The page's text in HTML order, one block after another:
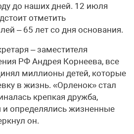
до наших дней. 12 июля
отметить
– 65 лет со дня основания.
– заместителя
РФ Андрея Корнеева, все
миллионы детей, которые
в жизнь. «Орленок» стал
крепкая дружба,
определялись жизненные
он.